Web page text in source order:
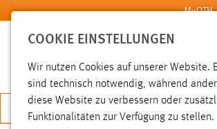
Zum Hauptinhalt springen MyOTH
JETZT BEWERBEN
COOKIE EINSTELLUNGEN
Wir nutzen Cookies auf unserer Website.
sind technisch notwendig, während
diese Website zu verbessern oder
Funktionalitäten zur Verfügung zu stellen.